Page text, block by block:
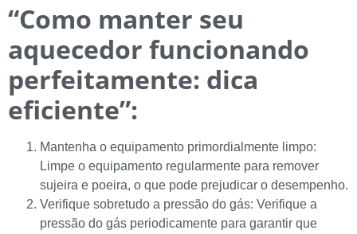
“Como manter seu
aquecedor funcionando
perfeitamente: dica
eficiente”:
Mantenha o equipamento primordialmente limpo:
Limpe o equipamento regularmente para remover
sujeira e poeira, o que pode prejudicar o desempenho.
Verifique sobretudo a pressão do gás: Verifique a
pressão do gás periodicamente para garantir que